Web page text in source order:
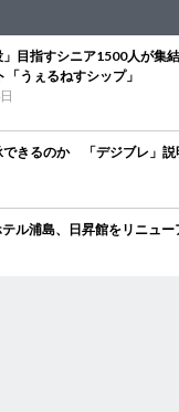
」目指すシニア1500人が
「うぇるねすシップ」
きるのか 「デジブレ」説
ル浦島、日昇館をリニュー